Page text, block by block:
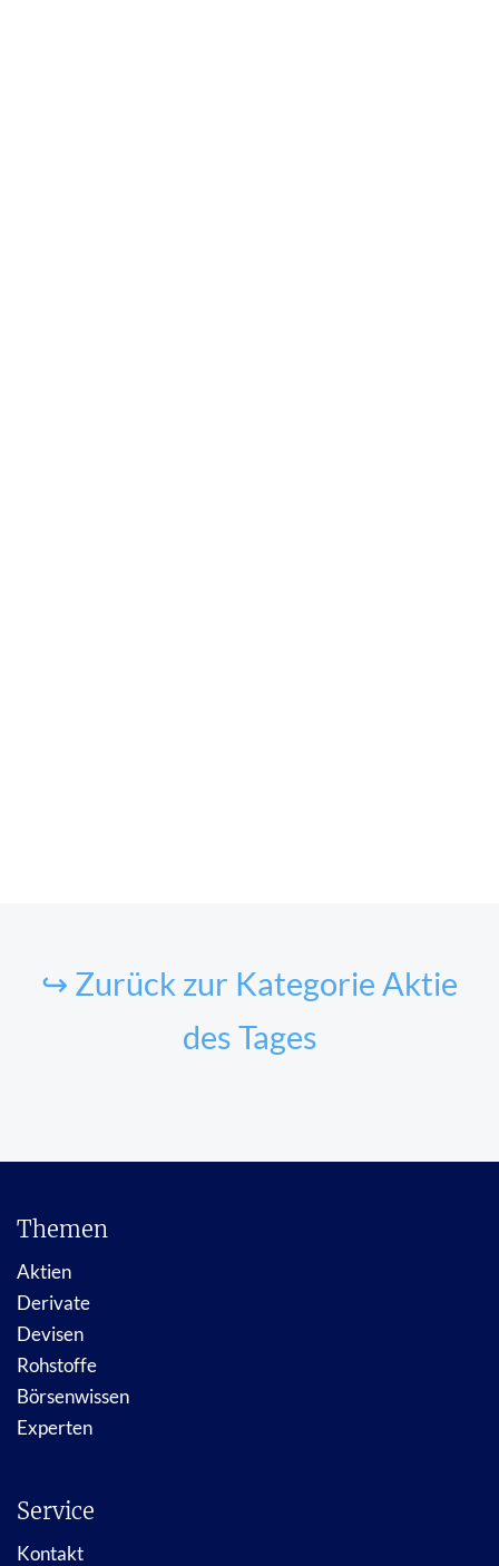
↪ Zurück zur Kategorie Aktie
des Tages
Themen
Aktien
Derivate
Devisen
Rohstoffe
Börsenwissen
Experten
Service
Kontakt